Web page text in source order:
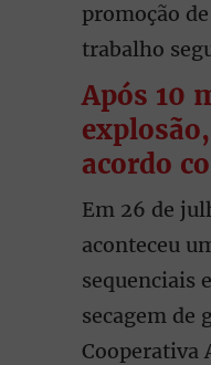
promoção
trabalho
Após 10
acordo
Em 26 de
aconteceu
sequenciais
secagem de
Cooperativa